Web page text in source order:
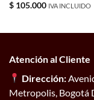
$105.000 IVA INCLUIDO
Atención al Cliente
Dirección:
Metropolis, Bogotá